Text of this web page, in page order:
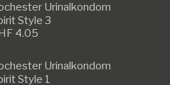
Urinalkondom
Style 3
4.05
Urinalkondom
Style 1